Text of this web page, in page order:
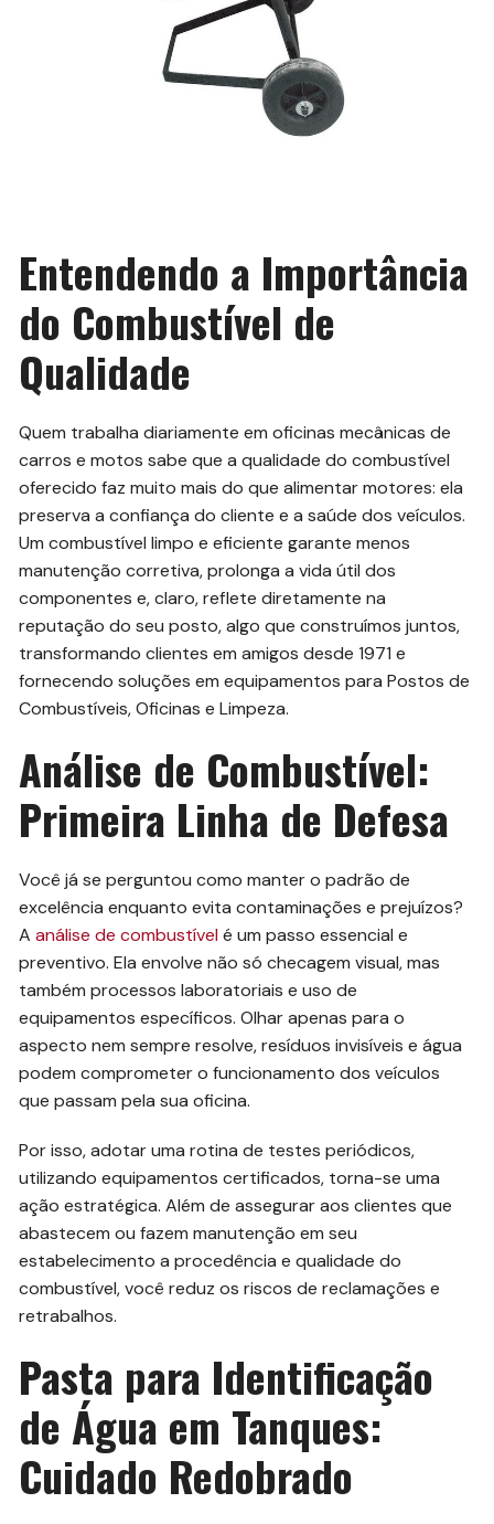
Entendendo a Importância
do Combustível de
Qualidade
Quem trabalha diariamente em oficinas mecânicas de
carros e motos sabe que a qualidade do combustível
oferecido faz muito mais do que alimentar motores: ela
preserva a confiança do cliente e a saúde dos veículos.
Um combustível limpo e eficiente garante menos
manutenção corretiva, prolonga a vida útil dos
componentes e, claro, reflete diretamente na
reputação do seu posto, algo que construímos juntos,
transformando clientes em amigos desde 1971 e
fornecendo soluções em equipamentos para Postos de
Combustíveis, Oficinas e Limpeza.
Análise de Combustível:
Primeira Linha de Defesa
Você já se perguntou como manter o padrão de
excelência enquanto evita contaminações e prejuízos?
Aanálise de combustível é um passo essencial e
preventivo. Ela envolve não só checagem visual, mas
também processos laboratoriais e uso de
equipamentos específicos. Olhar apenas para o
aspecto nem sempre resolve, resíduos invisíveis e água
podem comprometer o funcionamento dos veículos
que passam pela sua oficina.
Por isso, adotar uma rotina de testes periódicos,
utilizando equipamentos certificados, torna-se uma
ação estratégica. Além de assegurar aos clientes que
abastecem ou fazem manutenção em seu
estabelecimento a procedência e qualidade do
combustível, você reduz os riscos de reclamações e
retrabalhos.
Pasta para Identificação
de Água em Tanques:
Cuidado Redobrado